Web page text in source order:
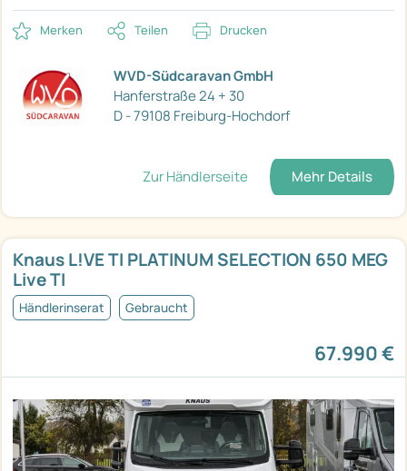
Merken Teilen Drucken
WVD-Südcaravan GmbH
Hanferstraße 24 + 30
D - 79108 Freiburg-Hochdorf
Zur Händlerseite Mehr Details
Knaus L!VE TI PLATINUM SELECTION 650 MEG
Live TI
Händlerinserat Gebraucht
67.990 €